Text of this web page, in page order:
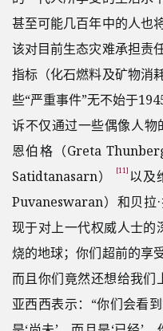
甚至可能几百年中的人也
该对目前生态灾难承担责
指标（化石燃料及矿物消
些“严重事件”无不始于
诉不仅通过一些偶像人物
恩伯格（Greta
Satidtanasarn）
[11] 以及
Puvaneswaran）和贝拉
现于对上一代权威人士的
烧的地球；你们超前的享
而且你们竟然还想给我们
亚西西表示：“你们会看